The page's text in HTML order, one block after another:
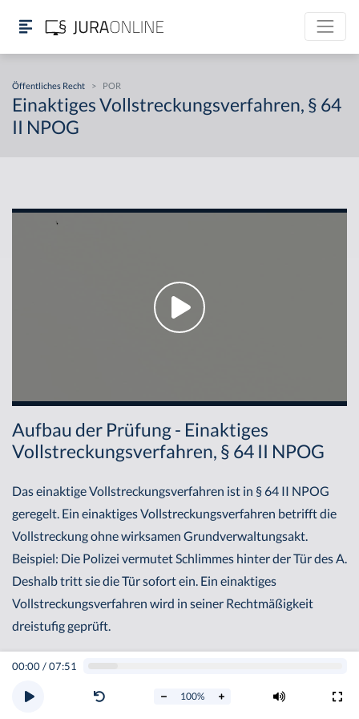
Öffentliches Recht > POR
Einaktiges Vollstreckungsverfahren, § 64
II NPOG
00:00/07:51
100%
Aufbau der Prüfung - Einaktiges
Vollstreckungsverfahren, § 64 II NPOG
Das einaktige Vollstreckungsverfahren ist in § 64 II NPOG
geregelt. Ein einaktiges Vollstreckungsverfahren betrifft die
Vollstreckung ohne wirksamen Grundverwaltungsakt.
Beispiel: Die Polizei vermutet Schlimmes hinter der Tür des A.
Deshalb tritt sie die Tür sofort ein. Ein einaktiges
Vollstreckungsverfahren wird in seiner Rechtmäßigkeit
dreistufig geprüft.
I. Ermächtigungsgrundlage: § 64 II NPOG
Zunächst setzt auch ein einaktiges Vollstreckungsverfahren